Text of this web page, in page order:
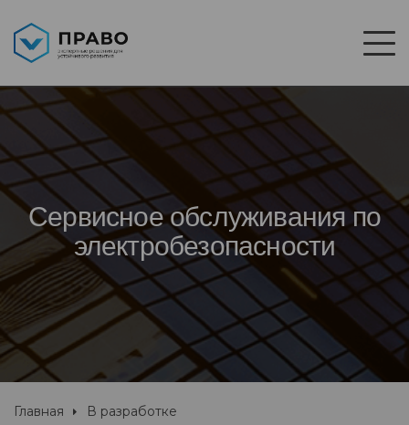
Сервисное обслуживания по
электробезопасности
Главная В разработке